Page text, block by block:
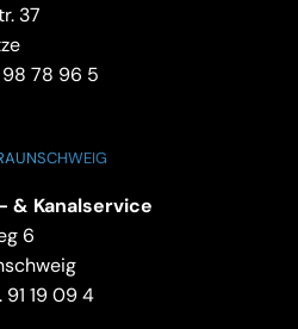
37
78 96 5
& Kanalservice
6
19 09 4